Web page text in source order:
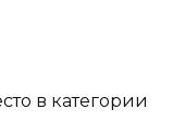
в категории